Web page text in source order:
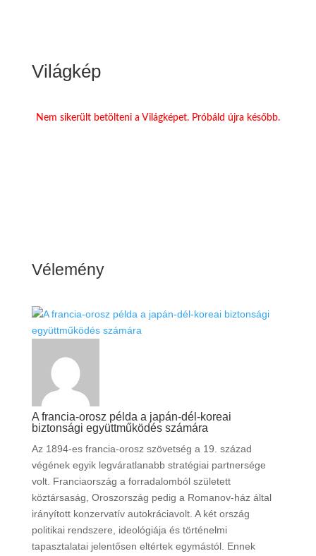
Világkép
Nem sikerült betölteni a Világképet. Próbáld újra később.
Vélemény
A francia-orosz példa a japán-dél-koreai
biztonsági együttműködés számára
Az 1894-es francia-orosz szövetség a 19. század
végének egyik legváratlanabb stratégiai partnersége
volt. Franciaország a forradalomból született
köztársaság, Oroszország pedig a Romanov-ház által
irányított konzervatív autokráciavolt. A két ország
politikai rendszere, ideológiája és történelmi
tapasztalatai jelentősen eltértek egymástól. Ennek